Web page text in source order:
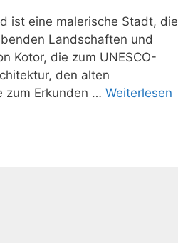
ist eine malerische Stadt, die
Landschaften und
Kotor, die zum UNESCO-
den alten
zum Erkunden … Weiterlesen